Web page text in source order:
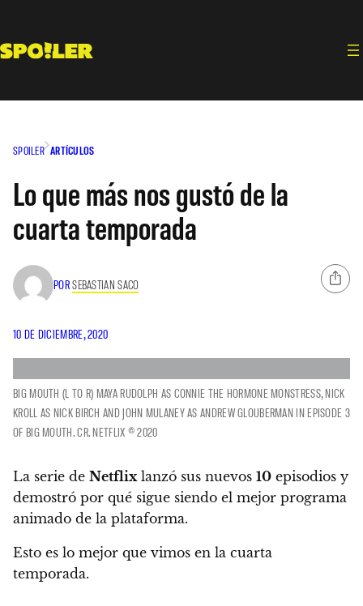
contenido
SPOILER ARTÍCULOS
Lo que más nos gustó de la
cuarta temporada
PORSEBASTIAN SACO
10 DE DICIEMBRE, 2020
BIG MOUTH (L TO R) MAYA RUDOLPH AS CONNIE THE HORMONE MONSTRESS, NICK
KROLL AS NICK BIRCH AND JOHN MULANEY AS ANDREW GLOUBERMAN IN EPISODE 3
OF BIG MOUTH. CR. NETFLIX © 2020
La serie de Netflixlanzó sus nuevos 10 episodios y
demostró por qué sigue siendo el mejor programa
animado de la plataforma.
Esto es lo mejor que vimos en la cuarta
temporada.